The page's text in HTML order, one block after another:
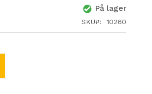
På lager
SKU 10260